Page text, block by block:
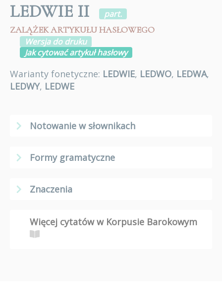
LEDWIE II
part.
ZALĄŻEK ARTYKUŁU HASŁOWEGO
Wersja do druku
Jak cytować artykuł hasłowy
Warianty fonetyczne: LEDWIE, LEDWO, LEDWA,
LEDWY, LEDWE
Notowanie w słownikach
Formy gramatyczne
Znaczenia
Więcej cytatów w Korpusie Barokowym